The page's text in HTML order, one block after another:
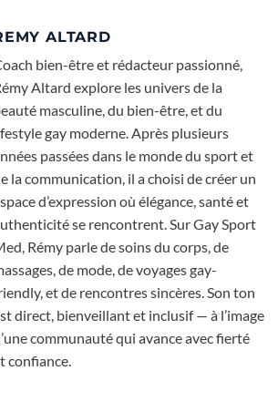
ALTARD
bien-être et rédacteur passionné,
Altard explore les univers de la
masculine, du bien-être, et du
gay moderne. Après plusieurs
passées dans le monde du sport et
la communication, il a choisi de créer un
d’expression où élégance, santé et
se rencontrent. Sur Gay Sport
Rémy parle de soins du corps, de
de mode, de voyages gay-
et de rencontres sincères. Son ton
direct, bienveillant et inclusif — à l’image
communauté qui avance avec fierté
confiance.